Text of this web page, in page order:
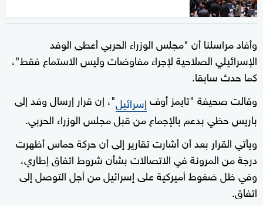
وأفاد مراسلنا أن "مجلس الوزراء الحربي أعطى الوفد
الإسرائيلي الصلاحية لإجراء مفاوضات وليس الاستماع فقط"،
كما حدث سابقا.
وقالت صحيفة "تايمز أوفإسرائيل"، إن قرار إرسال وفد إلى
باريس حظي بدعم بالإجماع من قبل مجلس الوزراء الحربي.
ويأتي القرار بعد أن أشارت تقارير إلى أن حركة حماس أظهرت
درجة من المرونة في الاتصالات بشأن شروط اتفاق إطاري،
وفي ظل ضغوط أميركية على إسرائيل من أجل التوصل إلى
اتفاق.